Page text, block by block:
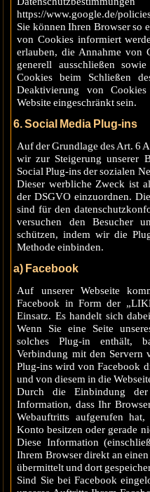
https://www.google.de/
Sie können Ihren Browser so
von Cookies informiert
erlauben, die Annahme von
generell ausschließen
Cookies beim Schließen
Deaktivierung von
Website eingeschränkt sein.
6. Social Media Plug-ins
Auf der Grundlage des Art. 6
wir zur Steigerung unserer
Social Plug-ins der sozialen
Dieser werbliche Zweck ist
der DSGVO einzuordnen.
sind für den
versuchen den Besucher
schützen, indem wir die
Methode einbinden.
a) Facebook
Auf unserer Webseite
Facebook in Form der
Einsatz. Es handelt sich
Wenn Sie eine Seite
solches Plug-in enthält,
Verbindung mit den Servern
Plug-ins wird von Facebook
und von diesem in die
Durch die Einbindung
Information, dass Ihr
Webauftritts aufgerufen
Konto besitzen oder gerade
Diese Information
Ihrem Browser direkt an
übermittelt und dort
Sind Sie bei Facebook